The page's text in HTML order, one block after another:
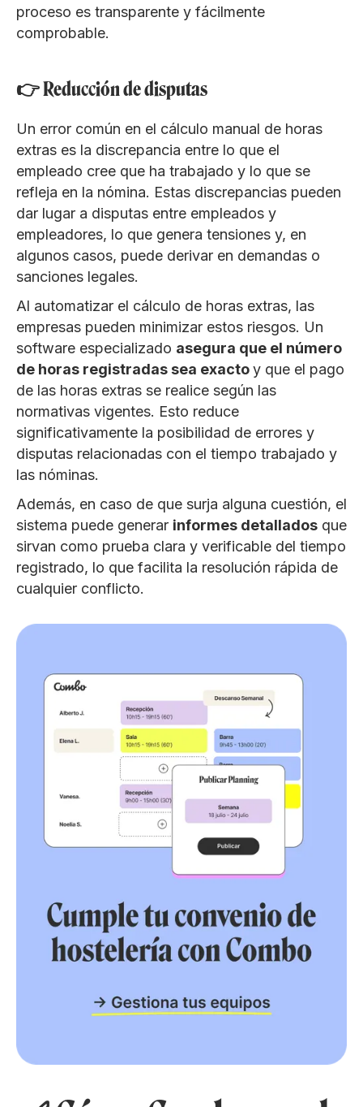
proceso es transparente y fácilmente
comprobable.
👉 Reducción de disputas
Un error común en el cálculo manual de horas
extras es la discrepancia entre lo que el
empleado cree que ha trabajado y lo que se
refleja en la nómina. Estas discrepancias pueden
dar lugar a disputas entre empleados y
empleadores, lo que genera tensiones y, en
algunos casos, puede derivar en demandas o
sanciones legales.
Al automatizar el cálculo de horas extras, las
empresas pueden minimizar estos riesgos. Un
software especializado asegura que el número
de horas registradas sea exactoy que el pago
de las horas extras se realice según las
normativas vigentes. Esto reduce
significativamente la posibilidad de errores y
disputas relacionadas con el tiempo trabajado y
las nóminas.
Además, en caso de que surja alguna cuestión, el
sistema puede generar informes detallados que
sirvan como prueba clara y verificable del tiempo
registrado, lo que facilita la resolución rápida de
cualquier conflicto.